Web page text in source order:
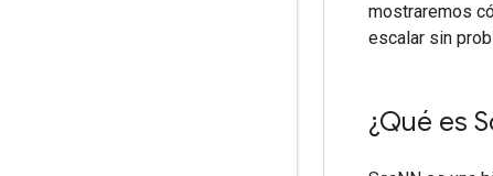
mostraremos
escalar sin
¿Qué es